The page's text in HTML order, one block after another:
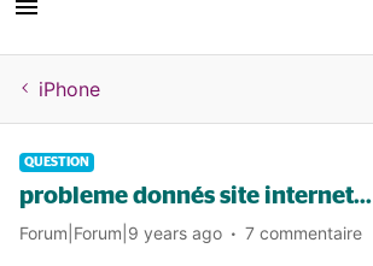
Aide
iPhone
QUESTION
probleme donnés site internet...
Forum|Forum|9 years ago 7 commentaire